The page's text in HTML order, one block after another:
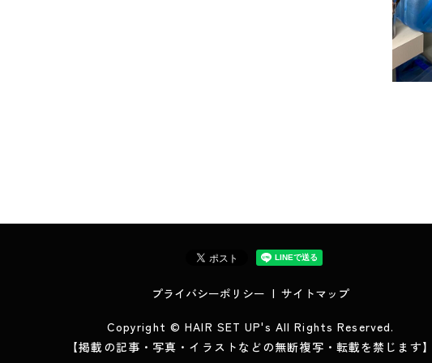
プライバシーポリシー サイトマップ
Copyright © HAIR SET UP's All Rights Reserved.
【掲載の記事・写真・イラストなどの無断複写・転載を禁じます